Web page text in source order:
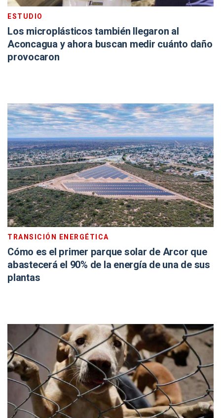
ESTUDIO
Los microplásticos también llegaron al
Aconcagua y ahora buscan medir cuánto daño
provocaron
TRANSICIÓN ENERGÉTICA
Cómo es el primer parque solar de Arcor que
abastecerá el 90% de la energía de una de sus
plantas